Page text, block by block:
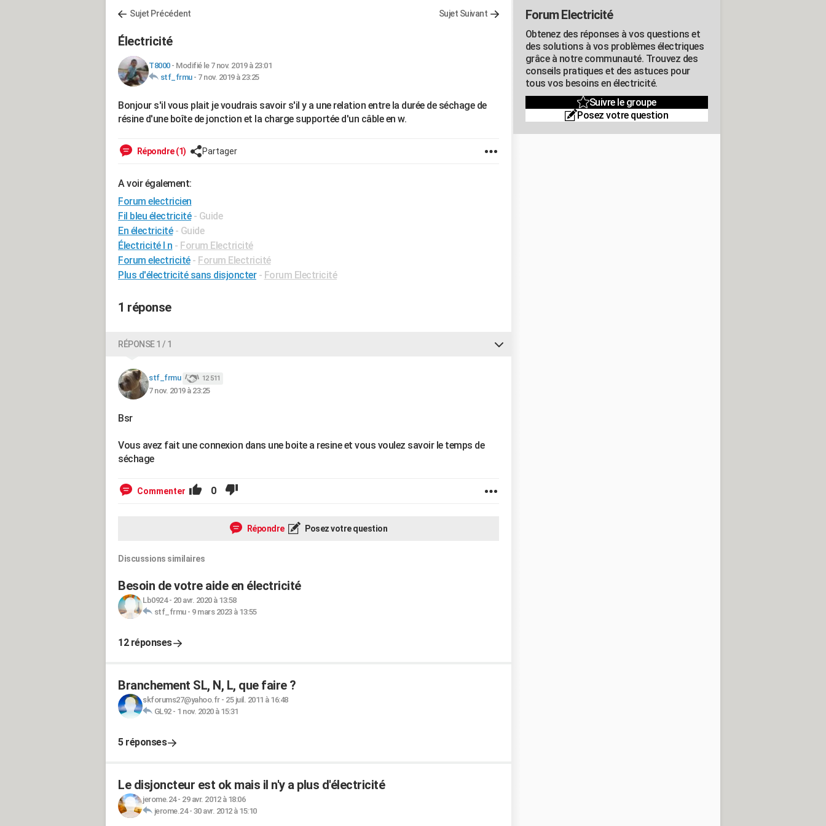
Sujet Précédent Sujet Suivant
Électricité
T8000- Modifié le 7 nov. 2019 à 23:01
stf_frmu- 7 nov. 2019 à 23:25
Bonjour s'il vous plait je voudrais savoir s'il y a une relation entre la durée de séchage de
résine d'une boîte de jonction et la charge supportée d'un câble en w.
Répondre (1) Partager
A voir également:
Forum electricien
Fil bleu électricité - Guide
En électricité - Guide
Électricité l n - Forum Electricité
Forum electricité - Forum Electricité
Plus d'électricité sans disjoncter - Forum Electricité
1 réponse
RÉPONSE 1 / 1
stf_frmu 12 511
7 nov. 2019 à 23:25
Bsr
Vous avez fait une connexion dans une boite a resine et vous voulez savoir le temps de
séchage
Commenter 0
Répondre Posez votre question
Discussions similaires
Besoin de votre aide en électricité
Lb0924- 20 avr. 2020 à 13:58
stf_frmu- 9 mars 2023 à 13:55
12 réponses
Branchement SL, N, L, que faire ?
skforums27@yahoo.fr- 25 juil. 2011 à 16:48
GL92- 1 nov. 2020 à 15:31
5 réponses
Le disjoncteur est ok mais il n'y a plus d'électricité
jerome.24- 29 avr. 2012 à 18:06
jerome.24- 30 avr. 2012 à 15:10
Forum Electricité
Obtenez des réponses à vos questions et
des solutions à vos problèmes électriques
grâce à notre communauté. Trouvez des
conseils pratiques et des astuces pour
tous vos besoins en électricité.
Suivre le groupe
Posez votre question